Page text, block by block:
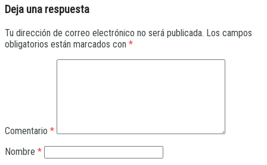
Deja una respuesta
Tu dirección de correo electrónico no será publicada. Los campos
obligatorios están marcados con *
Comentario *
Nombre *